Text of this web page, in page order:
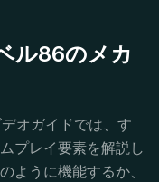
ル86のメカ
オガイドでは、す
プレイ要素を解説し
ように機能するか、